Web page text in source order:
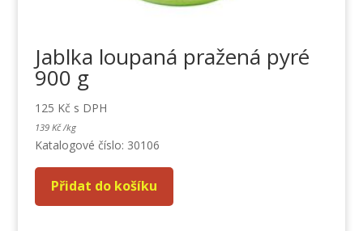
Jablka loupaná pražená pyré
900 g
125 Kč s DPH
139 Kč /kg
Katalogové číslo: 30106
Přidat do košíku